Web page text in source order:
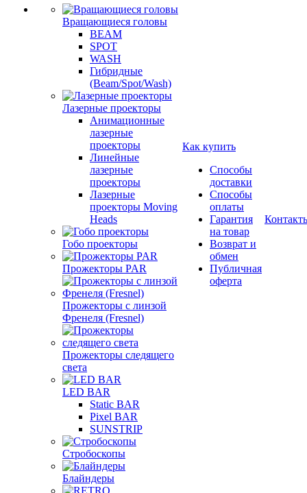
Вращающиеся головы
BEAM
SPOT
WASH
Гибридные
(Beam/Spot/Wash)
Лазерные проекторы
Анимационные
лазерные
проекторы
Линейные
лазерные
проекторы
Лазерные
проекторы Moving
Heads
Гобо проекторы
Прожекторы PAR
Прожекторы с линзой
Френеля (Fresnel)
Прожекторы следящего
света
LED BAR
Static BAR
Pixel BAR
SUNSTRIP
Стробоскопы
Блайндеры
Как купить
Способы
доставки
Способы
оплаты
Гарантия
на товар
Возврат и
обмен
Публичная
оферта